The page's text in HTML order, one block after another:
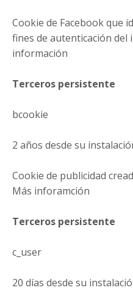
Cookie de Facebook que
fines de autenticación del
información
Terceros persistente
bcookie
2 años desde su
Cookie de publicidad
Más inforamción
Terceros persistente
c_user
20 días desde su